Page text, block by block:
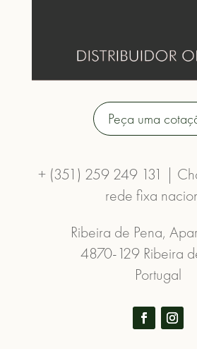
Peça uma
+ (351) 259 249 131 |
rede fixa
Ribeira de Pena,
4870-129 Ribeira
Portugal